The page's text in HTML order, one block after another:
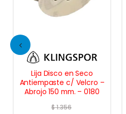
Lija Disco en Seco
Antiempaste c/ Velcro –
Abrojo 150 mm. – 0180
$1.356